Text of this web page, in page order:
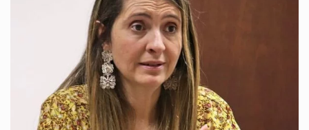
NOMBRAMIENTO
DE
JAIME
DUSSÁN
EN
COLPENSIONES
POR
PRESUNTAS
IRREGULARIDADES